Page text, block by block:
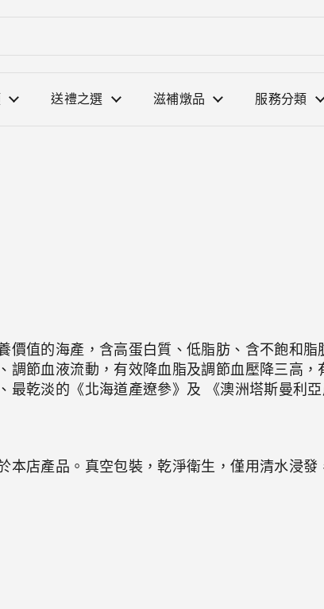
送禮之選 滋補燉品 服務分類
價值的海產，含高蛋白質、低脂肪、含不飽和
調節血液流動，有效降血脂及調節血壓降三高
最乾淡的《北海道產遼參》及 《澳洲塔斯曼利亞
本店產品。真空包裝，乾淨衛生，僅用清水浸發